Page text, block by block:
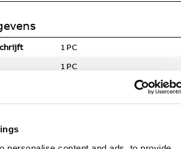
1 PC
1 PC
(l x b x h)